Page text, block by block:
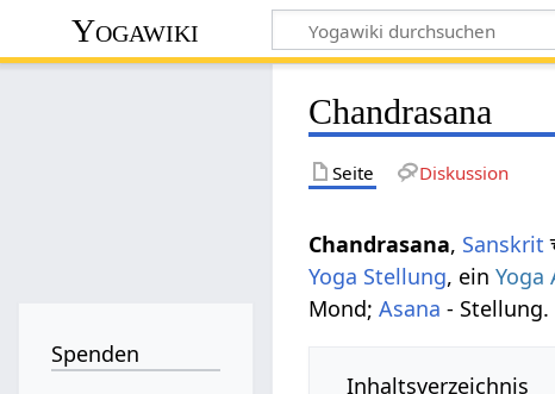
Yogawiki
Chandrasana
Seite Diskussion
Chandrasana, Sanskrit
Yoga Stellung, einYoga
Mond;Asana - Stellung.
Inhaltsverzeichnis
Spenden